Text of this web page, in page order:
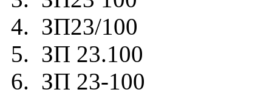
4. ЗП23/100
5. ЗП 23.100
6. ЗП 23-100